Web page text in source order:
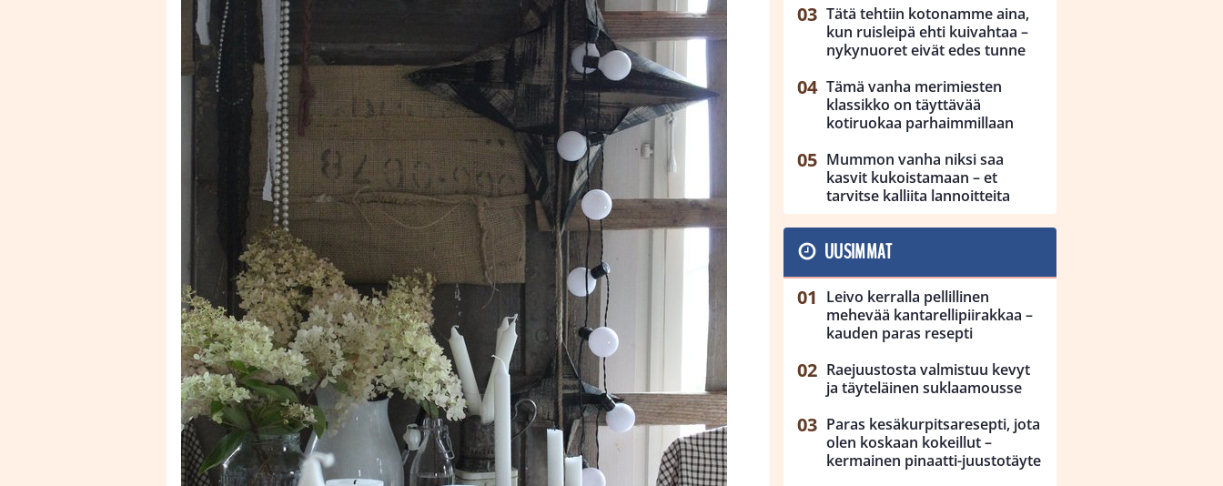
Tätä tehtiin kotonamme aina,
kun ruisleipä ehti kuivahtaa –
nykynuoret eivät edes tunne
Tämä vanha merimiesten
klassikko on täyttävää
kotiruokaa parhaimmillaan
Mummon vanha niksi saa
kasvit kukoistamaan – et
tarvitse kalliita lannoitteita
UUSIMMAT
Leivo kerralla pellillinen
mehevää kantarellipiirakkaa –
kauden paras resepti
Raejuustosta valmistuu kevyt
ja täyteläinen suklaamousse
Paras kesäkurpitsaresepti, jota
olen koskaan kokeillut –
kermainen pinaatti-juustotäyte